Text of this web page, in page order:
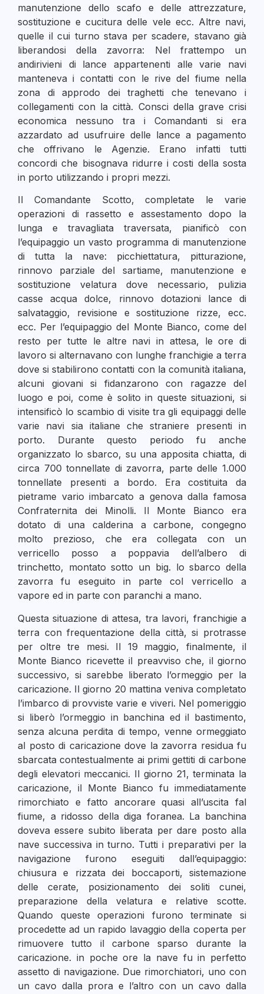
manutenzione dello scafo e delle attrezzature,
sostituzione e cucitura delle vele ecc. Altre navi,
quelle il cui turno stava per scadere, stavano già
liberandosi della zavorra: Nel frattempo un
andirivieni di lance appartenenti alle varie navi
manteneva i contatti con le rive del fiume nella
zona di approdo dei traghetti che tenevano i
collegamenti con la città. Consci della grave crisi
economica nessuno tra i Comandanti si era
azzardato ad usufruire delle lance a pagamento
che offrivano le Agenzie. Erano infatti tutti
concordi che bisognava ridurre i costi della sosta
in porto utilizzando i propri mezzi.
Il Comandante Scotto, completate le varie
operazioni di rassetto e assestamento dopo la
lunga e travagliata traversata, pianificò con
l’equipaggio un vasto programma di manutenzione
di tutta la nave: picchiettatura, pitturazione,
rinnovo parziale del sartiame, manutenzione e
sostituzione velatura dove necessario, pulizia
casse acqua dolce, rinnovo dotazioni lance di
salvataggio, revisione e sostituzione rizze, ecc.
ecc. Per l’equipaggio del Monte Bianco, come del
resto per tutte le altre navi in attesa, le ore di
lavoro si alternavano con lunghe franchigie a terra
dove si stabilirono contatti con la comunità italiana,
alcuni giovani si fidanzarono con ragazze del
luogo e poi, come è solito in queste situazioni, si
intensificò lo scambio di visite tra gli equipaggi delle
varie navi sia italiane che straniere presenti in
porto. Durante questo periodo fu anche
organizzato lo sbarco, su una apposita chiatta, di
circa 700 tonnellate di zavorra, parte delle 1.000
tonnellate presenti a bordo. Era costituita da
pietrame vario imbarcato a genova dalla famosa
Confraternita dei Minolli. Il Monte Bianco era
dotato di una calderina a carbone, congegno
molto prezioso, che era collegata con un
verricello posso a poppavia dell’albero di
trinchetto, montato sotto un big. lo sbarco della
zavorra fu eseguito in parte col verricello a
vapore ed in parte con paranchi a mano.
Questa situazione di attesa, tra lavori, franchigie a
terra con frequentazione della città, si protrasse
per oltre tre mesi. Il 19 maggio, finalmente, il
Monte Bianco ricevette il preavviso che, il giorno
successivo, si sarebbe liberato l’ormeggio per la
caricazione. Il giorno 20 mattina veniva completato
l’imbarco di provviste varie e viveri. Nel pomeriggio
si liberò l’ormeggio in banchina ed il bastimento,
senza alcuna perdita di tempo, venne ormeggiato
al posto di caricazione dove la zavorra residua fu
sbarcata contestualmente ai primi gettiti di carbone
degli elevatori meccanici. Il giorno 21, terminata la
caricazione, il Monte Bianco fu immediatamente
rimorchiato e fatto ancorare quasi all’uscita fal
fiume, a ridosso della diga foranea. La banchina
doveva essere subito liberata per dare posto alla
nave successiva in turno. Tutti i preparativi per la
navigazione furono eseguiti dall’equipaggio:
chiusura e rizzata dei boccaporti, sistemazione
delle cerate, posizionamento dei soliti cunei,
preparazione della velatura e relative scotte.
Quando queste operazioni furono terminate si
procedette ad un rapido lavaggio della coperta per
rimuovere tutto il carbone sparso durante la
caricazione. in poche ore la nave fu in perfetto
assetto di navigazione. Due rimorchiatori, uno con
un cavo dalla prora e l’altro con un cavo dalla